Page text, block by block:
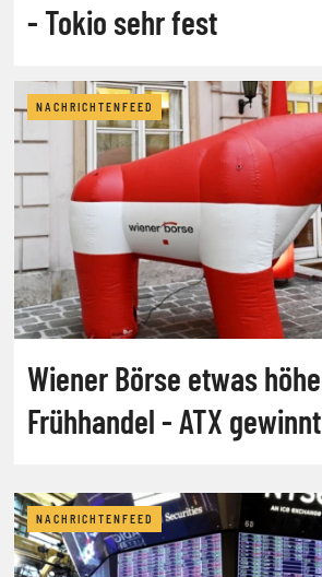
- Tokio sehr fest
NACHRICHTENFEED
Wiener Börse etwas
Frühhandel - ATX
NACHRICHTENFEED